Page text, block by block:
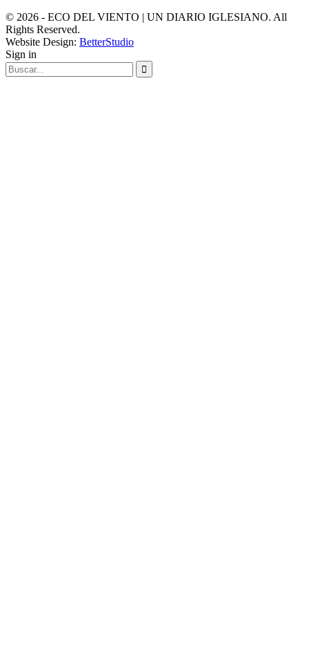
© 2026 - ECO DEL VIENTO | UN DIARIO IGLESIANO. All
Rights Reserved.
Website Design: BetterStudio
Sign in